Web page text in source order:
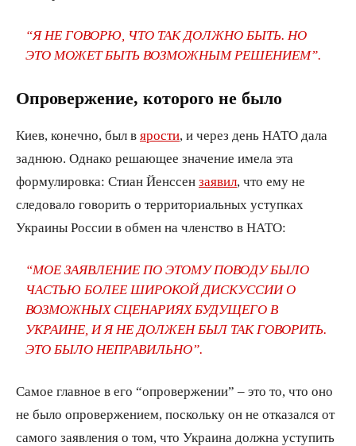
“Я НЕ ГОВОРЮ, ЧТО ТАК ДОЛЖНО БЫТЬ. НО
ЭТО МОЖЕТ БЫТЬ ВОЗМОЖНЫМ РЕШЕНИЕМ”.
Опровержение, которого не было
Киев, конечно, был в ярости , и через день НАТО дала
заднюю. Однако решающее значение имела эта
формулировка: Стиан Йенссен заявил , что ему не
следовало говорить о территориальных уступках
Украины России в обмен на членство в НАТО:
“МОЕ ЗАЯВЛЕНИЕ ПО ЭТОМУ ПОВОДУ БЫЛО
ЧАСТЬЮ БОЛЕЕ ШИРОКОЙ ДИСКУССИИ О
ВОЗМОЖНЫХ СЦЕНАРИЯХ БУДУЩЕГО В
УКРАИНЕ, И Я НЕ ДОЛЖЕН БЫЛ ТАК ГОВОРИТЬ.
ЭТО БЫЛО НЕПРАВИЛЬНО”.
Самое главное в его “опровержении” – это то, что оно
не было опровержением, поскольку он не отказался от
самого заявления о том, что Украина должна уступить